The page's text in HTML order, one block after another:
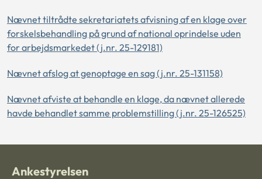
Nævnet tiltrådte sekretariatets afvisning af en klage over
forskelsbehandling på grund af national oprindelse uden
for arbejdsmarkedet (j.nr. 25-129181)
Nævnet afslog at genoptage en sag (j.nr. 25-131158)
Nævnet afviste at behandle en klage, da nævnet allerede
havde behandlet samme problemstilling (j.nr. 25-126525)
Ankestyrelsen